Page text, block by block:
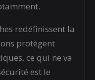
redéfinissent la
protègent
ce qui ne va
est le